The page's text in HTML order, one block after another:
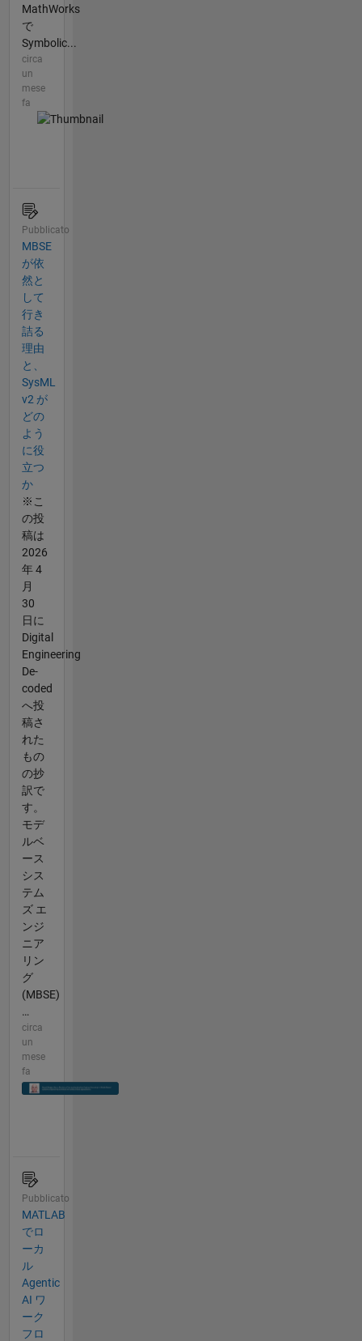
MathWorks
で
Symbolic...
circa
un
mese
fa
Pubblicato
MBSE
が依
然と
して
行き
詰る
理由
と、
SysML
v2 が
どの
よう
に役
立つ
か
※こ
の投
稿は
2026
年 4
月
30
日に
Digital
Engineering
De-
coded
へ投
稿さ
れた
もの
の抄
訳で
す。
モデ
ルベ
ース
シス
テム
ズ エ
ンジ
ニア
リン
グ
(MBSE)
…
circa
un
mese
fa
Pubblicato
MATLAB
でロ
ーカ
ル
Agentic
AI ワ
ーク
フロ